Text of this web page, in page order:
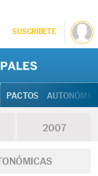
SUSCRÍBETE
PACTOS
2007